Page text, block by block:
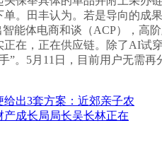
。田丰认为。若是导向的成
能体电商和谈（ACP），高
在，正在供应链。除了AI试
”。5月11日，目前用户无需
出3套方案：近郊亲子农
成长局局长吴长林正在